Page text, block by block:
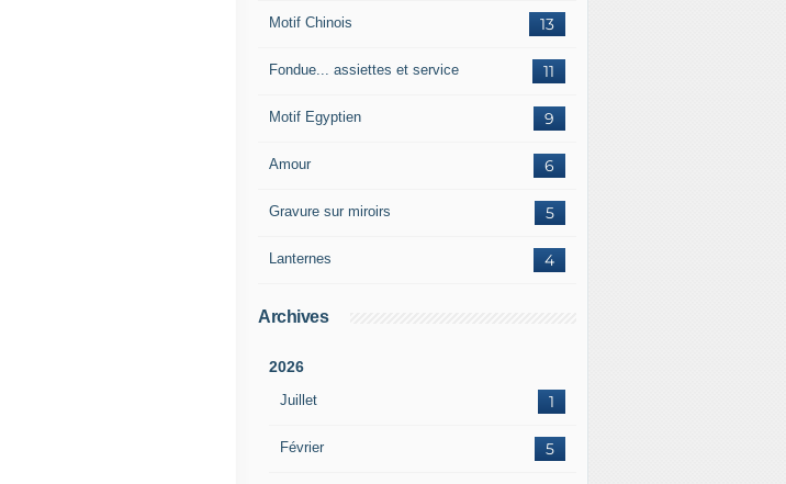
13
Motif Chinois
11
Fondue... assiettes et service
9
Motif Egyptien
6
Amour
5
Gravure sur miroirs
4
Lanternes
Archives
2026
Juillet 1
Février 5